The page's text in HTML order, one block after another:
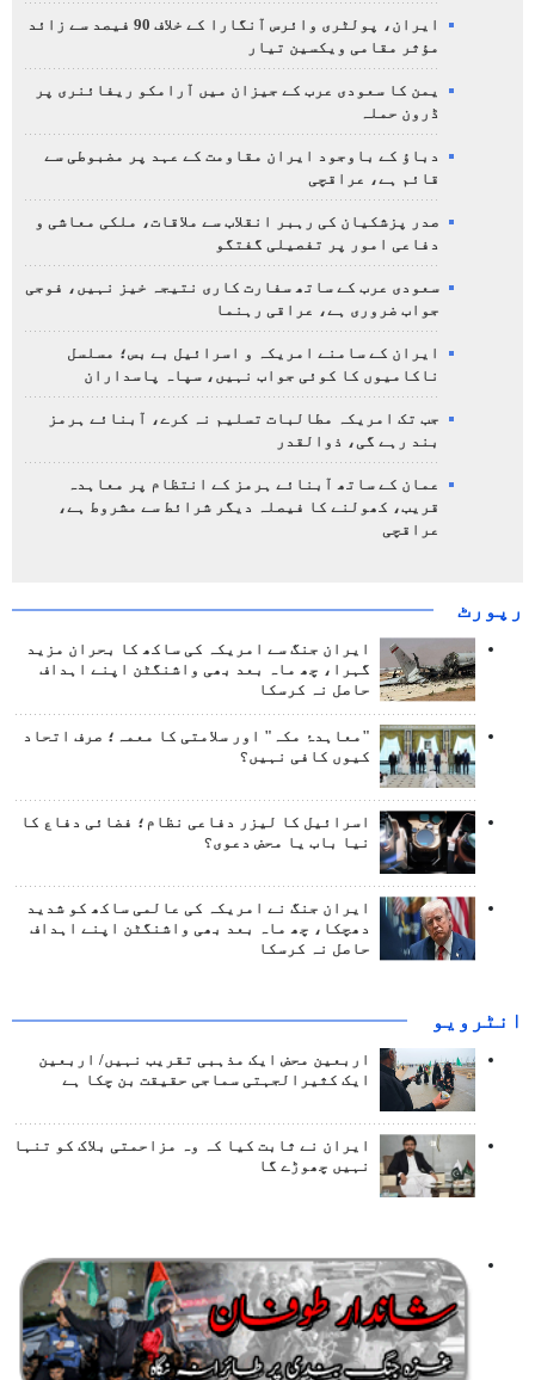
ایران، پولٹری وائرس آنگارا کے خلاف 90 فیصد سے زائد
مؤثر مقامی ویکسین تیار
یمن کا سعودی عرب کے جیزان میں آرامکو ریفائنری پر
ڈرون حملہ
دباؤ کے باوجود ایران مقاومت کے عہد پر مضبوطی سے
قائم ہے، عراقچی
صدر پزشکیان کی رہبر انقلاب سے ملاقات، ملکی معاشی و
دفاعی امور پر تفصیلی گفتگو
سعودی عرب کے ساتھ سفارت کاری نتیجہ خیز نہیں، فوجی
جواب ضروری ہے، عراقی رہنما
ایران کے سامنے امریکہ و اسرائیل بے بس؛ مسلسل
ناکامیوں کا کوئی جواب نہیں، سپاہ پاسداران
جب تک امریکہ مطالبات تسلیم نہ کرے، آبنائے ہرمز
بند رہے گی، ذوالقدر
عمان کے ساتھ آبنائے ہرمز کے انتظام پر معاہدہ
قریب، کھولنے کا فیصلہ دیگر شرائط سے مشروط ہے،
عراقچی
رپورٹ
ایران جنگ سے امریکہ کی ساکھ کا بحران مزید
گہرا، چھ ماہ بعد بھی واشنگٹن اپنے اہداف
حاصل نہ کرسکا
"معاہدۂ مکہ" اور سلامتی کا معمہ؛ صرف اتحاد
کیوں کافی نہیں؟
اسرائیل کا لیزر دفاعی نظام؛ فضائی دفاع کا
نیا باب یا محض دعوی؟
ایران جنگ نے امریکہ کی عالمی ساکھ کو شدید
دھچکا، چھ ماہ بعد بھی واشنگٹن اپنے اہداف
حاصل نہ کرسکا
انٹرويو
اربعین محض ایک مذہبی تقریب نہیں/ اربعین
ایک کثیرالجہتی سماجی حقیقت بن چکا ہے
ایران نے ثابت کیا کہ وہ مزاحمتی بلاک کو تنہا
نہیں چھوڑے گا